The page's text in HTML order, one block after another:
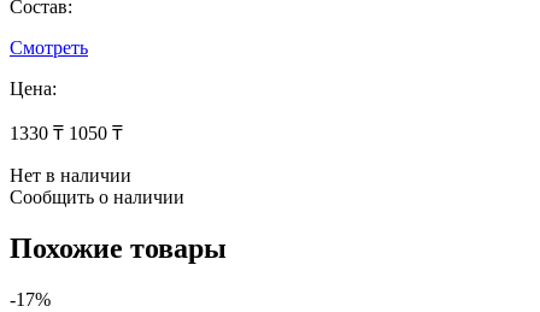
Состав:
Смотреть
Цена:
1330 ₸ 1050 ₸
Нет в наличии
Сообщить о наличии
Похожие товары
-17%